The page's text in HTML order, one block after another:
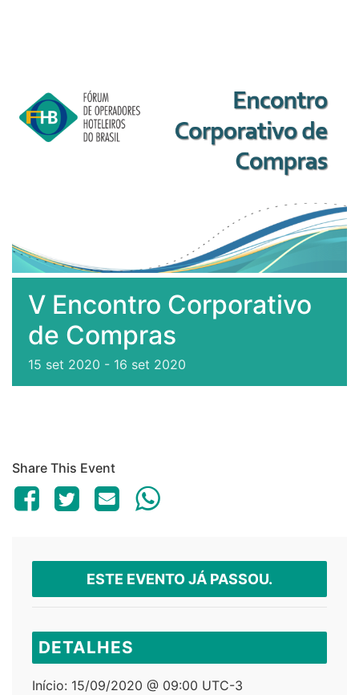
V Encontro Corporativo
de Compras
15 set 2020 - 16 set 2020
Share This Event
ESTE EVENTO JÁ PASSOU.
DETALHES
Início: 15/09/2020 @ 09:00 UTC-3